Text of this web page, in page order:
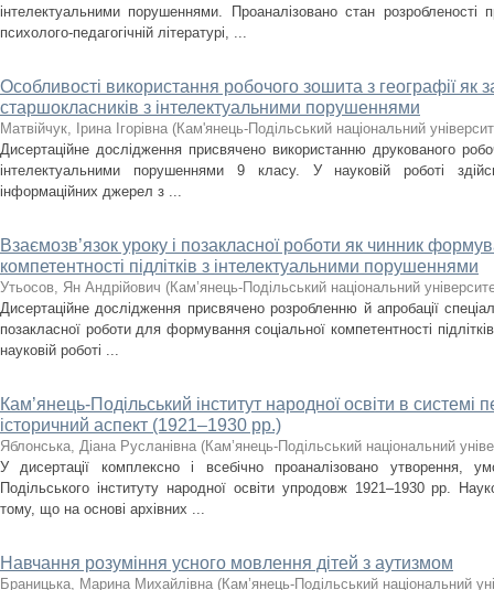
інтелектуальними порушеннями. Проаналізовано стан розробленості
психолого-педагогічній літературі, ...
Особливості використання робочого зошита з географії як
старшокласників з інтелектуальними порушеннями
Матвійчук, Ірина Ігорівна (Кам'янець-Подільський національний
Дисертаційне дослідження присвячено використанню друкованого
інтелектуальними порушеннями 9 класу. У науковій роботі
інформаційних джерел з ...
Взаємозв’язок уроку і позакласної роботи як чинник
компетентності підлітків з інтелектуальними порушеннями
Утьосов, Ян Андрійович (Кам’янець-Подільський національний
Дисертаційне дослідження присвячено розробленню й апробації
позакласної роботи для формування соціальної компетентності
науковій роботі ...
Кам’янець-Подільський інститут народної освіти в системі
історичний аспект (1921–1930 рр.)
Яблонська, Діана Русланівна (Кам’янець-Подільський національний
У дисертації комплексно і всебічно проаналізовано утворення,
Подільського інституту народної освіти упродовж 1921–1930 рр.
тому, що на основі архівних ...
Навчання розуміння усного мовлення дітей з аутизмом
Браницька, Марина Михайлівна (Кам’янець-Подільський національний